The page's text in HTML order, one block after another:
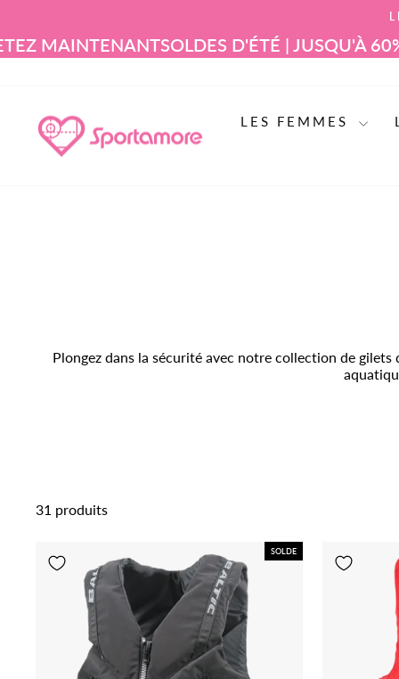
contenu
SOLDES D'ÉTÉ | JUSQU'À 60% DE
LES FEMMES
Plongez dans la sécurité avec notre collection de
31 produits
SOLDE